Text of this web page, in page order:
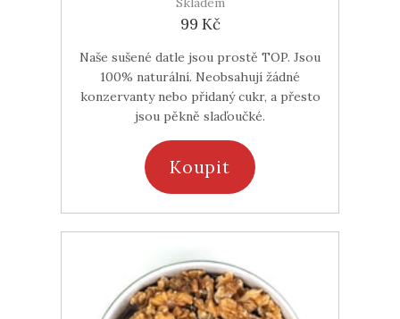
99 Kč
Naše sušené datle jsou prostě TOP. Jsou
100% naturální. Neobsahují žádné
konzervanty nebo přidaný cukr, a přesto
jsou pěkně slaďoučké.
Koupit